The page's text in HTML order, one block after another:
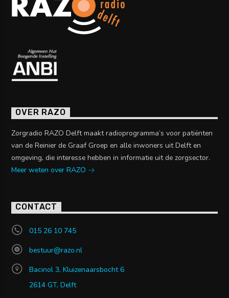
OVER RAZO
Zorgradio RAZO Delft maakt radioprogramma’s voor patiënten
van de Reinier de Graaf Groep en alle inwoners uit Delft en
omgeving, die interesse hebben in informatie uit de zorgsector.
Meer weten over RAZO
CONTACT
015 26 10 745
bestuur@razo.nl
Bacinol 3, Kluizenaarsbocht 6
2614 GT, Delft